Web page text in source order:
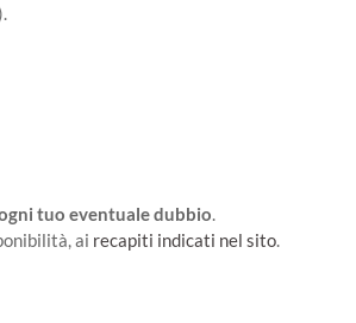
tuo eventuale dubbio.
ai recapiti indicati nel sito.